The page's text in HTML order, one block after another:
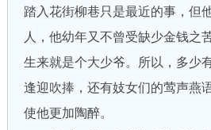
踏入花街柳巷只是最近的事，但
人，他幼年又不曾受缺少金钱之
生来就是个大少爷。所以，多少
逢迎吹捧，还有妓女们的莺声燕
使他更加陶醉。